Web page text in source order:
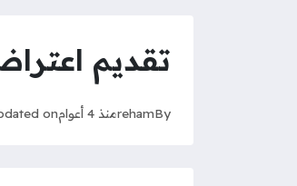
تقديم
By
rehamمنذ 4 أعوام on